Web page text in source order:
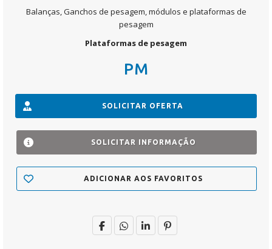
Balanças, Ganchos de pesagem, módulos e plataformas de
pesagem
Plataformas de pesagem
PM
SOLICITAR OFERTA
SOLICITAR INFORMAÇÃO
ADICIONAR AOS FAVORITOS